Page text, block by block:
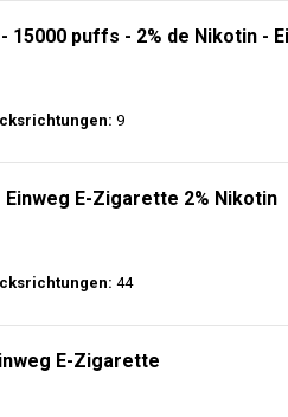
15000 puffs - 2% de Nikotin -
9
E-Zigarette 2% Nikotin
44
E-Zigarette